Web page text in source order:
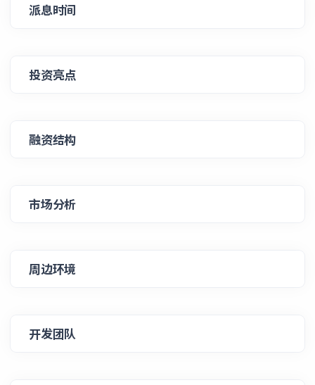
派息时间
投资亮点
融资结构
市场分析
周边环境
开发团队